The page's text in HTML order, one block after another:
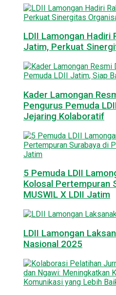
LDII Lamongan Hadiri
Jatim, Perkuat
Kader Lamongan
Pengurus Pemuda
Jejaring Kolaboratif
5 Pemuda LDII
Kolosal Pertempuran
MUSWIL X LDII Jatim
LDII Lamongan
Nasional 2025